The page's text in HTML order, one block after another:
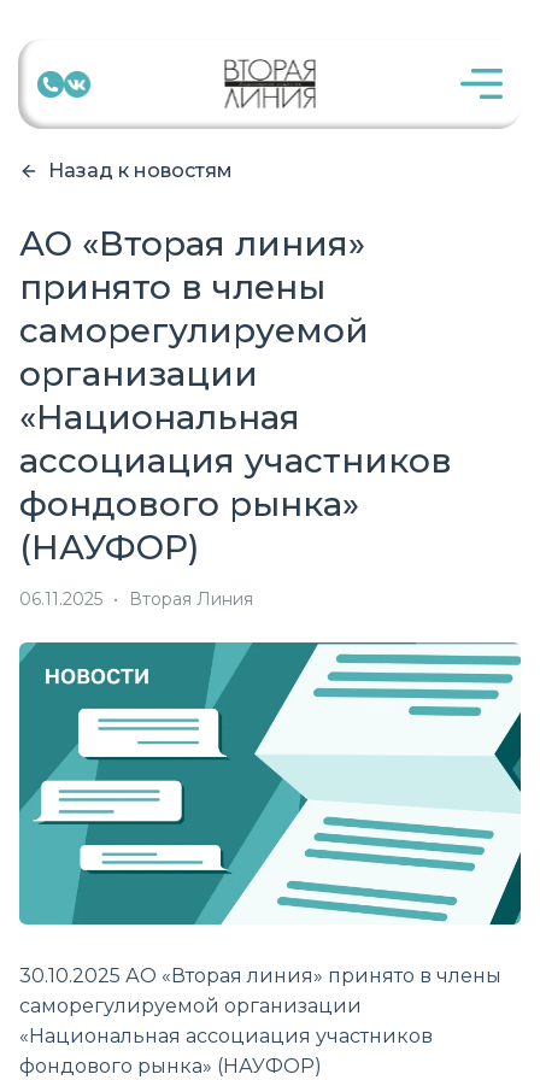
Назад к новостям
АО «Вторая линия»
принято в члены
саморегулируемой
организации
«Национальная
ассоциация участников
фондового рынка»
(НАУФОР)
06.11.2025 • Вторая Линия
30.10.2025 АО «Вторая линия» принято в члены
саморегулируемой организации
«Национальная ассоциация участников
фондового рынка» (НАУФОР)